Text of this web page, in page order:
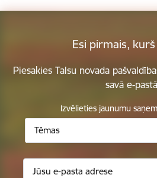
Esi pirmais,
Piesakies Talsu novada
savā e-
Izvēlieties jaunumu
Tēmas